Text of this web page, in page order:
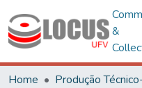
&
Home
Produção